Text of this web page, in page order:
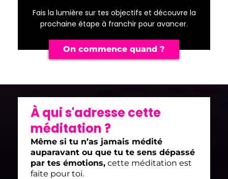
Fais la lumière sur tes objectifs et découvre la
prochaine étape à franchir pour avancer.
On commence quand ?
À qui s'adresse cette
méditation ?
Même si tu n’as jamais médité
auparavant ou que tu te sens dépassé
par tes émotions, cette méditation est
faite pour toi.